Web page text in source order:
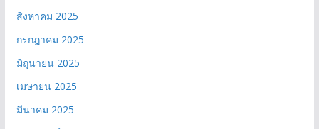
สิงหาคม 2025
กรกฎาคม 2025
มิถุนายน 2025
เมษายน 2025
มีนาคม 2025